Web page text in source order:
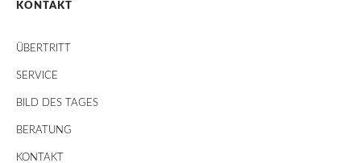
KONTAKT
ÜBERTRITT
SERVICE
BILD DES TAGES
BERATUNG
KONTAKT